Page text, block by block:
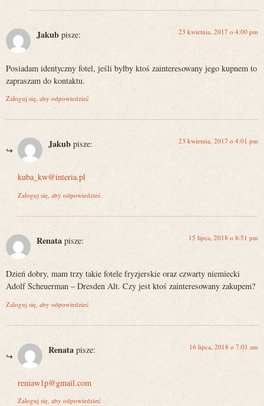
Jakub pisze: 23 kwietnia, 2017 o 4:00 pm
Posiadam identyczny fotel, jeśli byłby ktoś zainteresowany jego kupnem to
zapraszam do kontaktu.
Zaloguj się, aby odpowiedzieć
Jakub pisze: 23 kwietnia, 2017 o 4:01 pm
kuba_kw@interia.pl
Zaloguj się, aby odpowiedzieć
Renata pisze: 15 lipca, 2018 o 8:51 pm
Dzień dobry, mam trzy takie fotele fryzjerskie oraz czwarty niemiecki
Adolf Scheuerman – Dresden Alt. Czy jest ktoś zainteresowany zakupem?
Zaloguj się, aby odpowiedzieć
Renata pisze: 16 lipca, 2018 o 7:01 am
reniaw1p@gmail.com
Zaloguj się, aby odpowiedzieć